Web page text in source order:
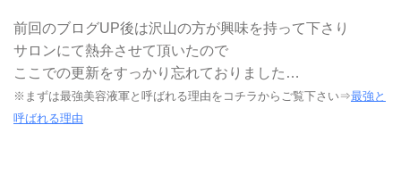
前回のブログUP後は沢山の方が興味を持って下さり
サロンにて熱弁させて頂いたので
ここでの更新をすっかり忘れておりました…
※まずは最強美容液軍と呼ばれる理由をコチラからご覧下さい⇒最強と
呼ばれる理由